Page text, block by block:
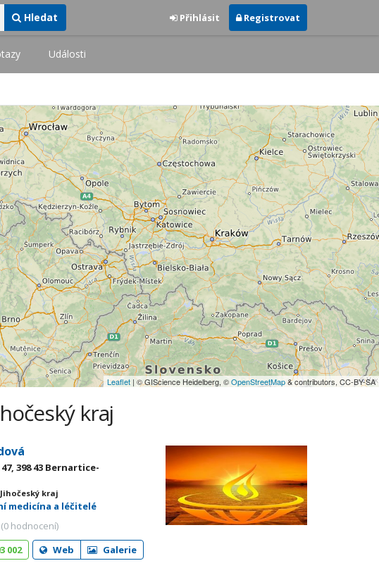
Hledat Přihlásit Registrovat
Události
Leaflet | © GIScience Heidelberg, ©OpenStreetMap& contributors, CC-BY-SA
kraj
398 43 Bernartice-
kraj
medicína a léčitelé
(0 hodnocení)
002
Web Galerie